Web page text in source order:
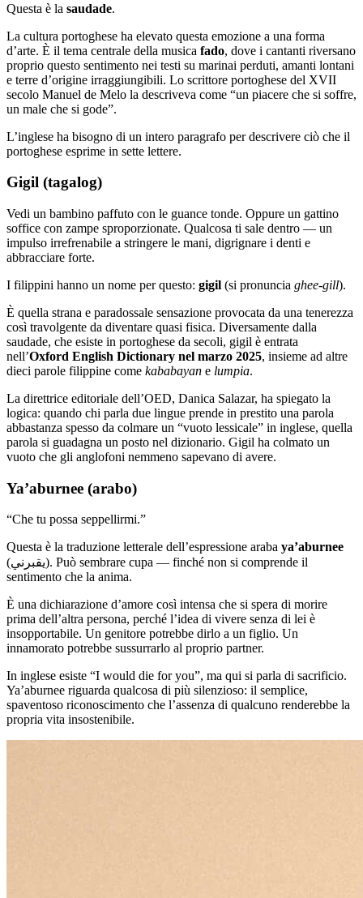
Questa è la saudade.
La cultura portoghese ha elevato questa emozione a una forma
d’arte. È il tema centrale della musica fado, dove i cantanti riversano
proprio questo sentimento nei testi su marinai perduti, amanti lontani
e terre d’origine irraggiungibili. Lo scrittore portoghese del XVII
secolo Manuel de Melo la descriveva come “un piacere che si soffre,
un male che si gode”.
L’inglese ha bisogno di un intero paragrafo per descrivere ciò che il
portoghese esprime in sette lettere.
Gigil (tagalog)
Vedi un bambino paffuto con le guance tonde. Oppure un gattino
soffice con zampe sproporzionate. Qualcosa ti sale dentro — un
impulso irrefrenabile a stringere le mani, digrignare i denti e
abbracciare forte.
I filippini hanno un nome per questo: gigil (si pronuncia ghee-gill).
È quella strana e paradossale sensazione provocata da una tenerezza
così travolgente da diventare quasi fisica. Diversamente dalla
saudade, che esiste in portoghese da secoli, gigil è entrata
nell’Oxford English Dictionary nel marzo 2025, insieme ad altre
dieci parole filippine come kababayan e lumpia.
La direttrice editoriale dell’OED, Danica Salazar, ha spiegato la
logica: quando chi parla due lingue prende in prestito una parola
abbastanza spesso da colmare un “vuoto lessicale” in inglese, quella
parola si guadagna un posto nel dizionario. Gigil ha colmato un
vuoto che gli anglofoni nemmeno sapevano di avere.
Ya’aburnee (arabo)
“Che tu possa seppellirmi.”
Questa è la traduzione letterale dell’espressione araba ya’aburnee
(يقبرني). Può sembrare cupa — finché non si comprende il
sentimento che la anima.
È una dichiarazione d’amore così intensa che si spera di morire
prima dell’altra persona, perché l’idea di vivere senza di lei è
insopportabile. Un genitore potrebbe dirlo a un figlio. Un
innamorato potrebbe sussurrarlo al proprio partner.
In inglese esiste “I would die for you”, ma qui si parla di sacrificio.
Ya’aburnee riguarda qualcosa di più silenzioso: il semplice,
spaventoso riconoscimento che l’assenza di qualcuno renderebbe la
propria vita insostenibile.